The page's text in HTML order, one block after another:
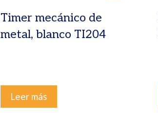
Timer mecánico de
metal, blanco TI204
Leer más